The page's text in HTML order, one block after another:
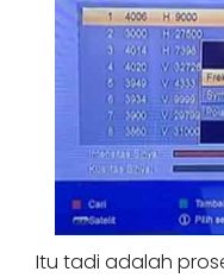
Itu tadi adalah